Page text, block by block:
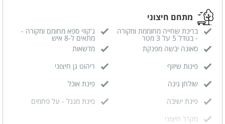
מתחם חיצוני
בריכת שחייה מחוממת ומקורה
- בגודל 5 על 3 מטר
ג'קוזי ספא מחומם ומקורה -
מתאים ל-8 איש
סאונה יבשה מפנקת
מדשאות
פינות שיזוף
ריהוט גן חיצוני
שולחן גינה
פינת אוכל
פינת ישיבה
פינת מנגל - על פחמים
מקרר חיצוני